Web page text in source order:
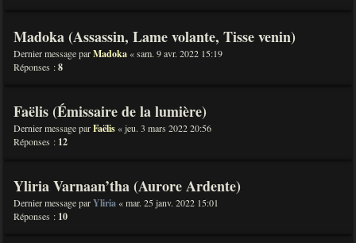
Madoka (Assassin, Lame volante, Tisse venin)
Dernier message parMadoka «sam. 9 avr. 2022 15:19
Réponses :8
Faëlis (Émissaire de la lumière)
Dernier message parFaëlis «jeu. 3 mars 2022 20:56
Réponses : 12
Yliria Varnaan’tha (Aurore Ardente)
Dernier message parYliria «mar. 25 janv. 2022 15:01
Réponses : 10